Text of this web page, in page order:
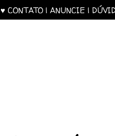
♥ CONTATO | ANUNCIE |